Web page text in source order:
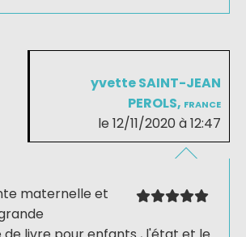
yvette SAINT-JEAN
PEROLS, france
le 12/11/2020 à 12:47
maternelle et